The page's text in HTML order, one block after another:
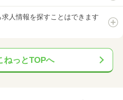
人情報を探すことはできます
ねっとTOPへ